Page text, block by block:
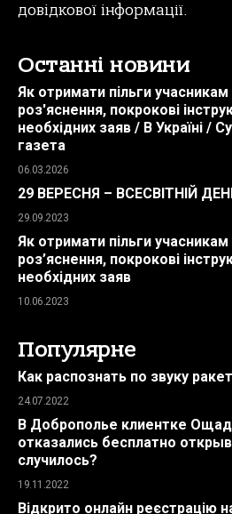
довідкової інформації.
Останні новини
Як отримати пільги
роз'яснення, покрокові
необхідних заяв / В Україні /
газета
06.03.2026
29 ВЕРЕСНЯ – ВСЕСВІТНІЙ
29.09.2023
Як отримати пільги
роз’яснення, покрокові
необхідних заяв
10.06.2023
Популярне
Как распознать по звуку
24.07.2022
В Доброполье клиентке
отказались бесплатно
случилось?
19.11.2022
Відкрито онлайн реєстрацію